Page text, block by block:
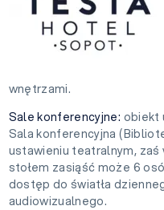
wnętrzami.
Sale konferencyjne: obiekt
Sala konferencyjna
ustawieniu teatralnym,
stołem zasiąść może 6
dostęp do światła
audiowizualnego.